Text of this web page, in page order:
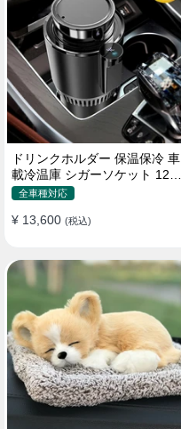
ドリンクホルダー 保温保冷 車
載冷温庫 シガーソケット 12V
車用 車中泊
全車種対応
¥ 13,600 (税込)